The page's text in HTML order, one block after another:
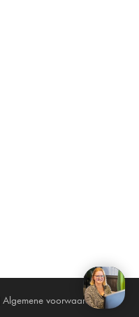
Algemene voorwaarden